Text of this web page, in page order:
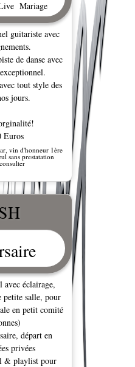
Mariage
guitariste avec
de danse avec
tout style des
jours.
Euros
vin d'honneur 1ère
sans prestatation
avec éclairage,
petite salle, pour
en petit comité
départ en
privées
& playlist pour